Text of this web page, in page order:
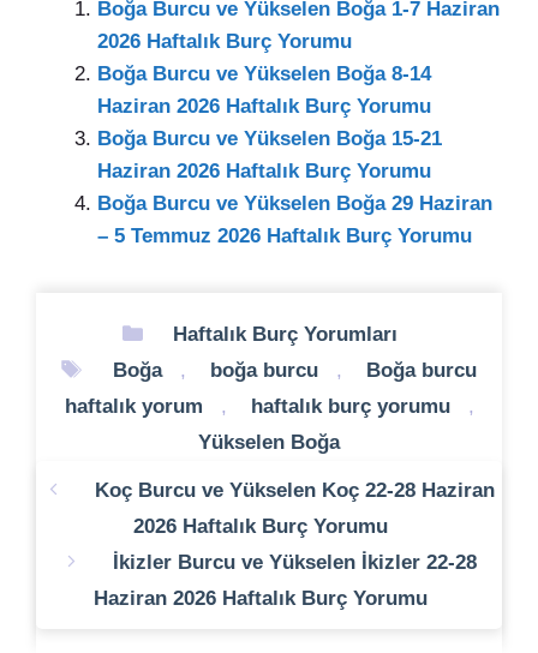
Boğa Burcu ve Yükselen Boğa 1-7 Haziran
2026 Haftalık Burç Yorumu
Boğa Burcu ve Yükselen Boğa 8-14
Haziran 2026 Haftalık Burç Yorumu
Boğa Burcu ve Yükselen Boğa 15-21
Haziran 2026 Haftalık Burç Yorumu
Boğa Burcu ve Yükselen Boğa 29 Haziran
– 5 Temmuz 2026 Haftalık Burç Yorumu
Kategoriler
Haftalık Burç Yorumları
Etiketler
Boğa , boğa burcu ,
Boğa burcu
haftalık yorum
, haftalık burç yorumu
,
Yükselen Boğa
Koç Burcu ve Yükselen Koç 22-28 Haziran
2026 Haftalık Burç Yorumu
İkizler Burcu ve Yükselen İkizler 22-28
Haziran 2026 Haftalık Burç Yorumu